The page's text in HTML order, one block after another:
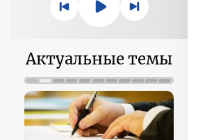
Актуальные темы